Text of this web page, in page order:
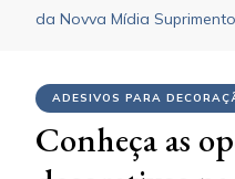
da Novva Mídia
ADESIVOS PARA
Conheça as